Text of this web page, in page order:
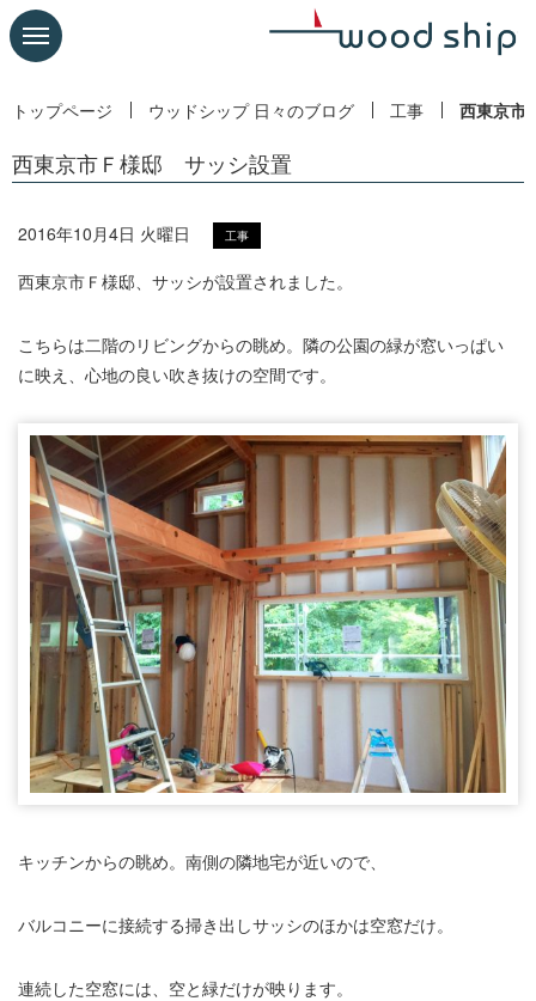
トップページ ウッドシップ 日々のブログ 工事 西東京市
西東京市Ｆ様邸 サッシ設置
2016年10月4日 火曜日 工事
西東京市Ｆ様邸、サッシが設置されました。
こちらは二階のリビングからの眺め。隣の公園の緑が窓いっぱい
に映え、心地の良い吹き抜けの空間です。
キッチンからの眺め。南側の隣地宅が近いので、
バルコニーに接続する掃き出しサッシのほかは空窓だけ。
連続した空窓には、空と緑だけが映ります。